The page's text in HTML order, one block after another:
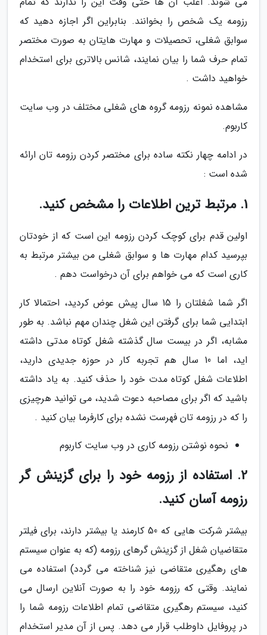
رزومه یک شخص را بخوانند. بنابراین اگر اجازه دهید که
سوابق شغلی، تحصیلات و مهارت هایتان به صورت مختصر
تمام حرف شما را بیان نمایند، شانس بالاتری برای استخدام
خواهید داشت .
مشاهده نمونه رزومه گروه های شغلی مختلف در وب سایت
کاربوم.
در ادامه چهار نکته ساده برای مختصر کردن رزومه تان ارائه
شده است :
1. مرتبط ترین اطلاعات را مشخص کنید.
اولین قدم برای کوچک کردن رزومه این است که از خودتان
بپرسید کدام مهارت ها و سوابق شغلی من بیشتر مرتبط به
کاری است که می خواهم برای آن درخواست دهم .
اگر شما شغلتان را 15 سال پیش عوض کردید، احتمالا کار
ابتدایی شما برای گرفتن این شغل چندان مهم نباشد. به طور
مشابه، اگر در بیست سال گذشته شغل کوتاه مدتی داشته
اید، اما 10 سال هم تجربه کار در حوزه جدیدی دارید،
اطلاعات شغل کوتاه مدت خود را حذف کنید. به یاد داشته
باشید که اگر برای مصاحبه دعوت شدید، می توانید هرچیزی
را که در رزومه تان فهرست نشده برای کارفرما بیان کنید .
نحوه نوشتن رزومه کاری در وب سایت کاربوم
2. استفاده از رزومه خود را برای گزینش گر
رزومه آسان کنید.
بیشتر شرکت هایی که 50 کارمند یا بیشتر دارند، برای فیلتر
متقاضیان شغل از گزینش گرهای رزومه (که به عنوان سیستم
های رهگیری متقاضی نیز شناخته می گردد) استفاده می
نمایند. وقتی که رزومه خود را به صورت آنلاین ارسال می
کنید، سیستم رهگیری متقاضی تمام اطلاعات رزومه شما را
در پروفایل داوطلب قرار می دهد. پس از آن مدیر استخدام